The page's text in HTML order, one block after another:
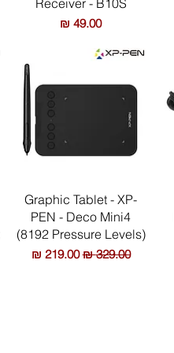
מחיר‏49.00 ‏₪
תצוגה מהירה
Graphic Tablet - XP-
PEN - Deco Mini4
(8192 Pressure Levels)
מחיר רגיל‏329.00 ‏₪ מחיר מבצע‏219.00 ‏₪